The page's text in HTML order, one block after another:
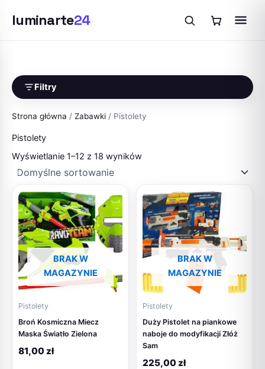
luminarte24
treści
Filtry
Strona główna / Zabawki / Pistolety
Pistolety
Wyświetlanie 1–12 z 18 wyników
BRAK W
MAGAZYNIE
Pistolety
Broń Kosmiczna Miecz
Maska Światło Zielona
81,00 zł
BRAK W
MAGAZYNIE
Pistolety
Duży Pistolet na piankowe
naboje do modyfikacji Złóż
Sam
225,00 zł